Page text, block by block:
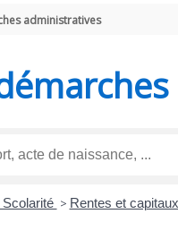
administratives
> Rentes et